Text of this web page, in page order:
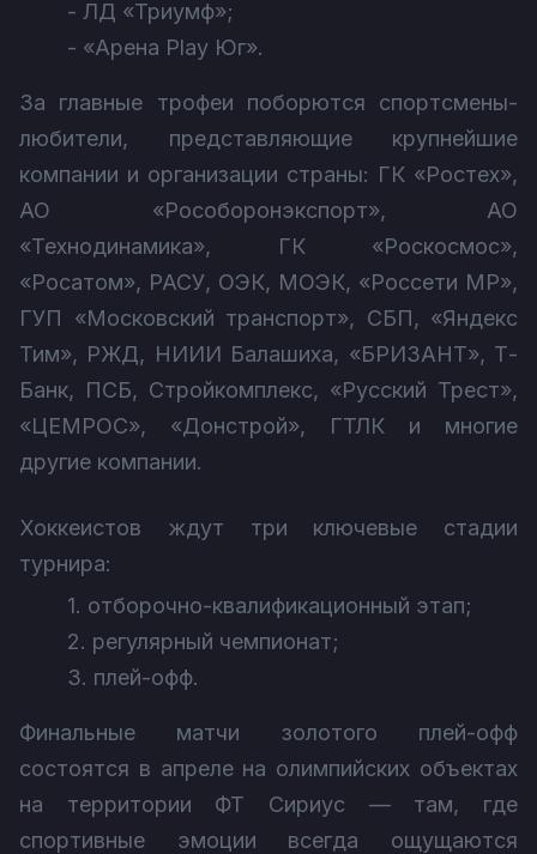
- ЛД «Триумф»;
- «Арена Play Юг».
За главные трофеи поборются спортсмены-
любители, представляющие крупнейшие
компании и организации страны: ГК «Ростех»,
АО «Рособоронэкспорт», АО
«Технодинамика», ГК «Роскосмос»,
«Росатом», РАСУ, ОЭК, МОЭК, «Россети МР»,
ГУП «Московский транспорт», СБП, «Яндекс
Тим», РЖД, НИИИ Балашиха, «БРИЗАНТ», Т-
Банк, ПСБ, Стройкомплекс, «Русский Трест»,
«ЦЕМРОС», «Донстрой», ГТЛК и многие
другие компании.
Хоккеистов ждут три ключевые стадии
турнира:
1. отборочно-квалификационный этап;
2. регулярный чемпионат;
3. плей-офф.
Финальные матчи золотого плей-офф
состоятся в апреле на олимпийских объектах
на территории ФТ Сириус — там, где
спортивные эмоции всегда ощущаются